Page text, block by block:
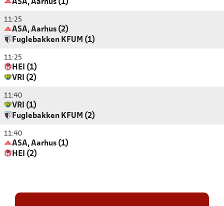
ASA, Aarhus (1)
11:25
ASA, Aarhus (2)
Fuglebakken KFUM (1)
11:25
HEI (1)
VRI (2)
11:40
VRI (1)
Fuglebakken KFUM (2)
11:40
ASA, Aarhus (1)
HEI (2)